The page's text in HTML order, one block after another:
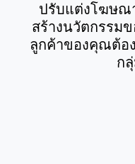
ปรับแต่งโฆษณ
สร้างนวัตกรรม
ลูกค้าของคุณต้อ
ก